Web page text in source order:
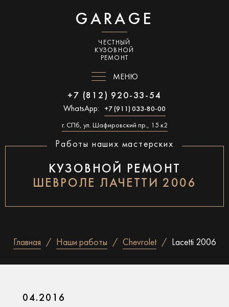
GARAGE
ЧЕСТНЫЙ
КУЗОВНОЙ
РЕМОНТ
МЕНЮ
+7 (812) 920-33-54
WhatsApp: +7 (911) 033-80-00
г. СПб, ул. Шафировский пр., 15 к2
Работы наших мастерских
КУЗОВНОЙ РЕМОНТ
ШЕВРОЛЕ ЛАЧЕТТИ 2006
Главная Наши работы Chevrolet Lacetti 2006
04.2016